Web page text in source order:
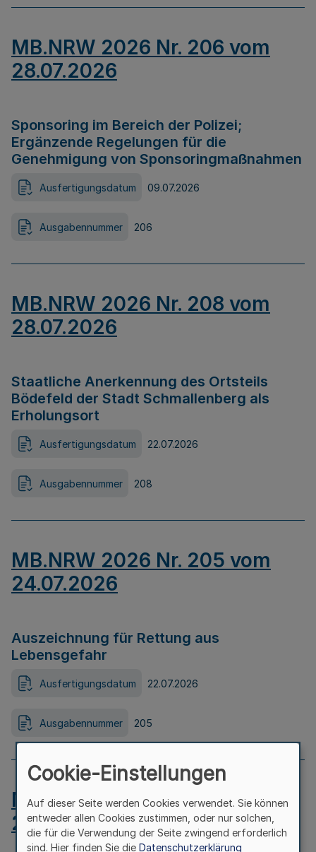
MB.NRW 2026 Nr. 206 vom
28.07.2026
Sponsoring im Bereich der Polizei;
Ergänzende Regelungen für die
Genehmigung von Sponsoringmaßnahmen
Ausfertigungsdatum 09.07.2026
Ausgabennummer 206
MB.NRW 2026 Nr. 208 vom
28.07.2026
Staatliche Anerkennung des Ortsteils
Bödefeld der Stadt Schmallenberg als
Erholungsort
Ausfertigungsdatum 22.07.2026
Ausgabennummer 208
MB.NRW 2026 Nr. 205 vom
24.07.2026
Auszeichnung für Rettung aus
Lebensgefahr
Ausfertigungsdatum 22.07.2026
Ausgabennummer 205
MB.NRW 2026 Nr. 204 vom
24.07.2026
Cookie-Einstellungen
Auf dieser Seite werden Cookies verwendet. Sie können
entweder allen Cookies zustimmen, oder nur solchen,
die für die Verwendung der Seite zwingend erforderlich
sind. Hier finden Sie die Datenschutzerklärung